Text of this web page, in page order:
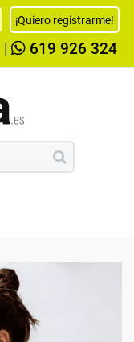
¡Quiero registrarme!
619 926 324